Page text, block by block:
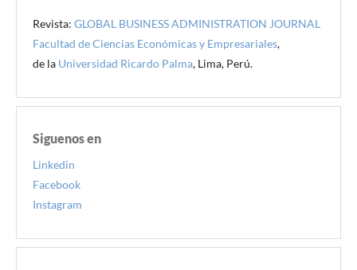
Revista: GLOBAL BUSINESS ADMINISTRATION JOURNAL
Facultad de Ciencias Económicas y Empresariales,
de la Universidad Ricardo Palma, Lima, Perú.
Siguenos en
Linkedin
Facebook
Instagram